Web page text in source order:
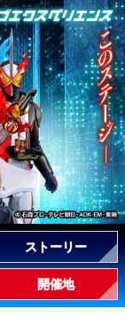
ストーリー
開催地